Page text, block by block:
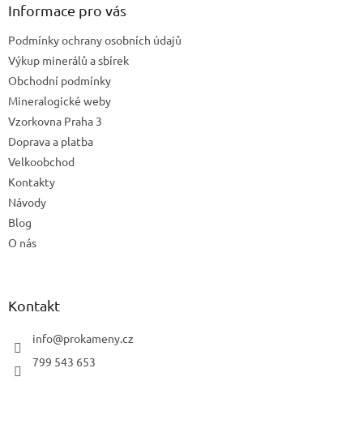
Informace pro vás
Podmínky ochrany osobních údajů
Výkup minerálů a sbírek
Obchodní podmínky
Mineralogické weby
Vzorkovna Praha 3
Doprava a platba
Velkoobchod
Kontakty
Návody
Blog
O nás
Kontakt
info@prokameny.cz
799 543 653